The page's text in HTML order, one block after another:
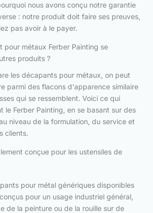
nous avons conçu notre garantie
: notre produit doit faire ses preuves,
pas avoir à le payer.
pour métaux Ferber Painting se
produits ?
les décapants pour métaux, on peut
parmi des flacons d'apparence similaire
qui se ressemblent. Voici ce qui
le Ferber Painting, en se basant sur des
niveau de la formulation, du service et
clients.
conçue pour les ustensiles de
pour métal génériques disponibles
pour un usage industriel général,
de la peinture ou de la rouille sur de